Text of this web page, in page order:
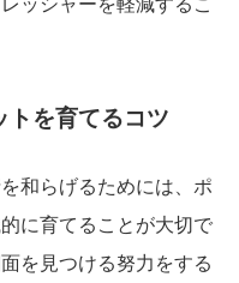
トを育てるコツ
和らげるためには、ポ
に育てることが大切で
を見つける努力をする